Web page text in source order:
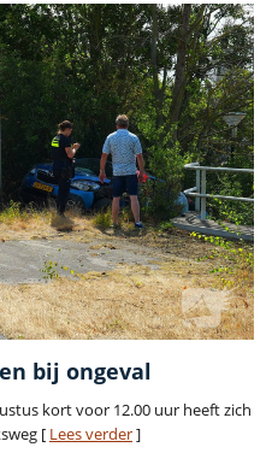
bij ongeval
kort voor 12.00 uur heeft zich
[ Lees verder]